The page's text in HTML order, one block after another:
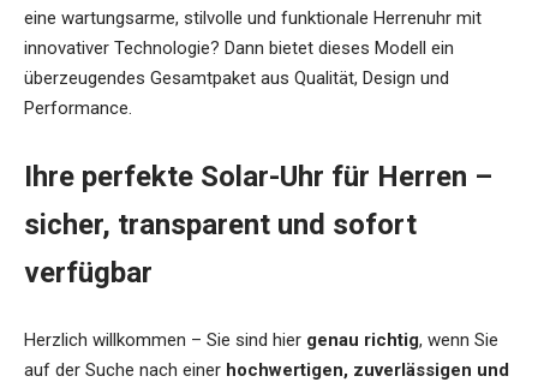
eine wartungsarme, stilvolle und funktionale Herrenuhr mit
innovativer Technologie? Dann bietet dieses Modell ein
überzeugendes Gesamtpaket aus Qualität, Design und
Performance.
Ihre perfekte Solar-Uhr für Herren –
sicher, transparent und sofort
verfügbar
Herzlich willkommen – Sie sind hier genau richtig, wenn Sie
auf der Suche nach einer hochwertigen, zuverlässigen und